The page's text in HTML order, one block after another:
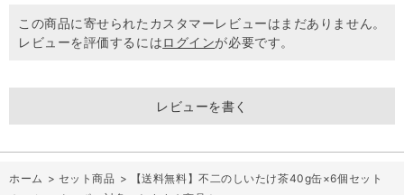
この商品に寄せられたカスタマーレビューはまだありません。
レビューを評価するにはログインが必要です。
レビューを書く
ホーム > セット商品 >
【送料無料】不二のしいたけ茶40g缶×6個セット